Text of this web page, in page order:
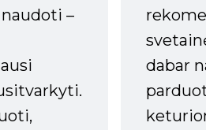
–
dabar